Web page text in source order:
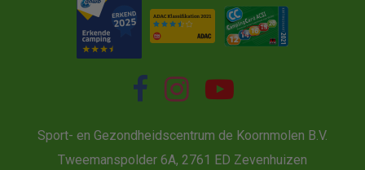
Sport- en Gezondheidscentrum de Koornmolen B.V.
Tweemanspolder 6A, 2761 ED Zevenhuizen